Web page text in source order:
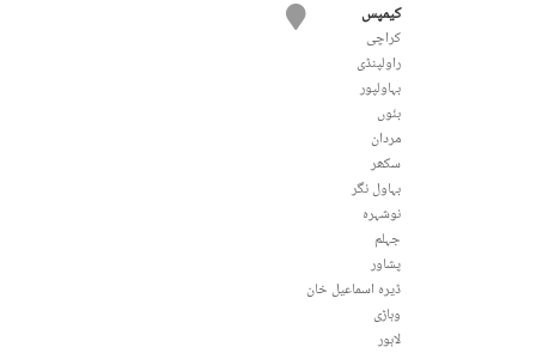
کیمپس
کراچی
راولپنڈی
بہاولپور
بنّوں
مردان
سکھر
بہاول نگر
نوشہرہ
جہلم
پشاور
ڈیرہ اسماعیل خان
وہاڑی
لاہور